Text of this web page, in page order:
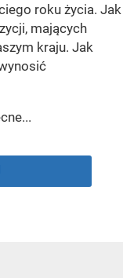
roku życia. Jak
mających
kraju. Jak